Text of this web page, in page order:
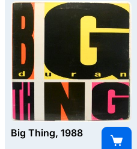
Big Thing, 1988